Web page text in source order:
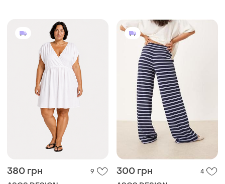
380 грн 9 300 грн 4